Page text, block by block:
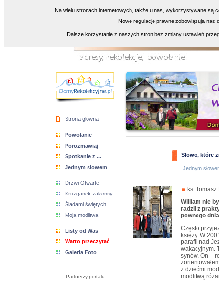
Strona główna
Powołanie
Porozmawiaj
Spotkanie z ...
Jednym słowem
Drzwi Otwarte
Krużganek zakonny
Śladami świętych
Moja modlitwa
Listy od Was
Warto przeczytać
Galeria Foto
-- Partnerzy portalu --
Słowo, które
Jednym
ks.
William nie
radził z
pewnego
Często
księży. W
parafii nad
wakacyjnym.
synów. On –
z dziećmi
modlitwą
Na wielu stronach internetowych, także u nas, wykorzystywane są
Nowe regulacje prawne zobowiązują nas
Dalsze korzystanie z naszych stron bez zmiany ustawień